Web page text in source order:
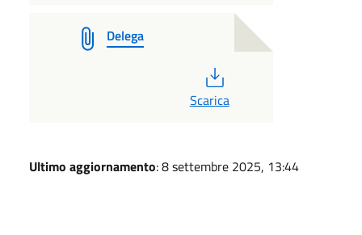
Delega
Scarica
Ultimo aggiornamento: 8 settembre 2025, 13:44